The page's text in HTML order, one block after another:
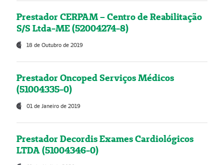
Prestador CERPAM – Centro de Reabilitação
S/S Ltda-ME (52004274-8)
18 de Outubro de 2019
Prestador Oncoped Serviços Médicos
(51004335-0)
01 de Janeiro de 2019
Prestador Decordis Exames Cardiológicos
LTDA (51004346-0)